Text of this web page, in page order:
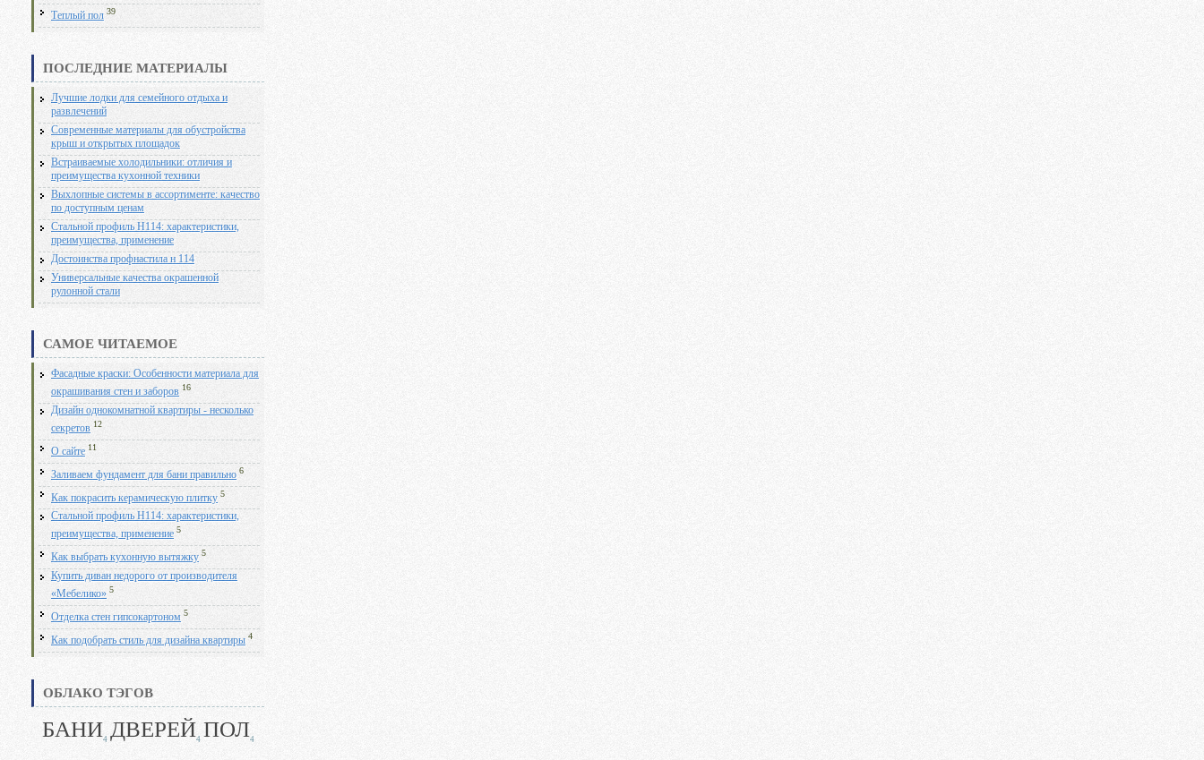
Теплый пол 39
ПОСЛЕДНИЕ МАТЕРИАЛЫ
Лучшие лодки для семейного отдыха и
развлечений
Современные материалы для обустройства
крыш и открытых площадок
Встраиваемые холодильники: отличия и
преимущества кухонной техники
Выхлопные системы в ассортименте: качество
по доступным ценам
Стальной профиль Н114: характеристики,
преимущества, применение
Достоинства профнастила н 114
Универсальные качества окрашенной
рулонной стали
САМОЕ ЧИТАЕМОЕ
Фасадные краски: Особенности материала для
окрашивания стен и заборов 16
Дизайн однокомнатной квартиры - несколько
секретов 12
О сайте 11
Заливаем фундамент для бани правильно 6
Как покрасить керамическую плитку 5
Стальной профиль Н114: характеристики,
преимущества, применение 5
Как выбрать кухонную вытяжку 5
Купить диван недорого от производителя
«Мебелико» 5
Отделка стен гипсокартоном 5
Как подобрать стиль для дизайна квартиры 4
ОБЛАКО ТЭГОВ
БАНИ4 ДВЕРЕЙ4 ПОЛ4